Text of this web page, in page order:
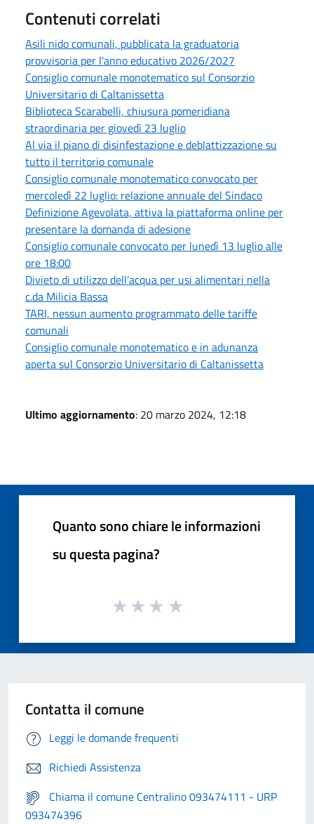
Contenuti correlati
Asili nido comunali, pubblicata la graduatoria
provvisoria per l'anno educativo 2026/2027
Consiglio comunale monotematico sul Consorzio
Universitario di Caltanissetta
Biblioteca Scarabelli, chiusura pomeridiana
straordinaria per giovedì 23 luglio
Al via il piano di disinfestazione e deblattizzazione su
tutto il territorio comunale
Consiglio comunale monotematico convocato per
mercoledì 22 luglio: relazione annuale del Sindaco
Definizione Agevolata, attiva la piattaforma online per
presentare la domanda di adesione
Consiglio comunale convocato per lunedì 13 luglio alle
ore 18:00
Divieto di utilizzo dell’acqua per usi alimentari nella
c.da Milicia Bassa
TARI, nessun aumento programmato delle tariffe
comunali
Consiglio comunale monotematico e in adunanza
aperta sul Consorzio Universitario di Caltanissetta
Ultimo aggiornamento: 20 marzo 2024, 12:18
Quanto sono chiare le informazioni
su questa pagina?
Contatta il comune
Leggi le domande frequenti
Richiedi Assistenza
Chiama il comune Centralino 093474111 - URP
093474396